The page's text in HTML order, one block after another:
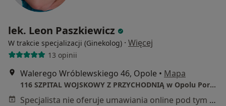
lek. Leon Paszkiewicz
W trakcie specjalizacji (Ginekolog) · Więcej
13 opinii
Walerego Wróblewskiego 46, Opole • Mapa
116 SZPITAL WOJSKOWY Z PRZYCHODNIĄ w Opolu Poradnia Ginekologiczna
Specjalista nie oferuje umawiania online pod tym adresem.